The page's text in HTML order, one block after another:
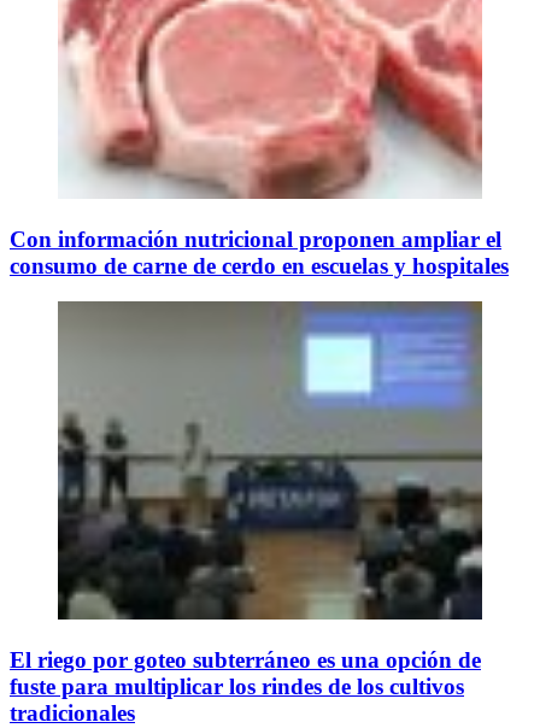
Con información nutricional proponen ampliar el
consumo de carne de cerdo en escuelas y hospitales
El riego por goteo subterráneo es una opción de
fuste para multiplicar los rindes de los cultivos
tradicionales